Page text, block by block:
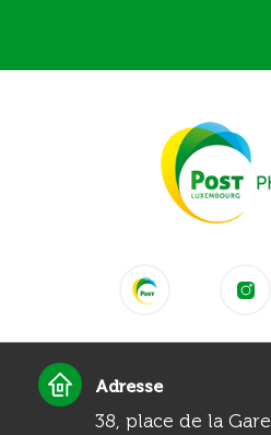
Adresse
38, place de la Gare